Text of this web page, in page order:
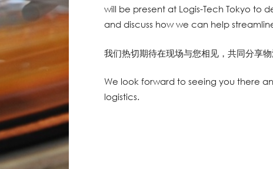
will be present at Logis-Tech Tokyo to
and discuss how we can help
我们热切期待在现场与您相见，共同分享物
We look forward to seeing you there
logistics.